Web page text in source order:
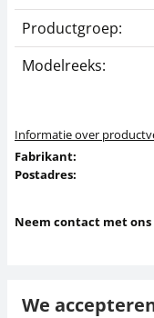
Productgroep:
Modelreeks:
Informatie over
Fabrikant:
Postadres:
Neem contact met ons
We